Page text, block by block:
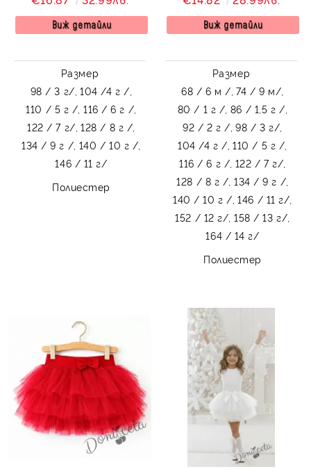
колекция Тъмносиняда
Виж детайли
Размер
98 / 3 г/, 104 /4 г /,
110 / 5 г /, 116 / 6 г /,
122 / 7 г/, 128 / 8 г /,
134 / 9 г /, 140 / 10 г /,
146 / 11 г/
Полиестер
Виж детайли
Размер
68 / 6 м /, 74 / 9 м/,
80 / 1 г /, 86 / 1,5 г /,
92 / 2 г /, 98 / 3 г/,
104 /4 г /, 110 / 5 г /,
116 / 6 г /, 122 / 7 г/,
128 / 8 г /, 134 / 9 г /,
140 / 10 г /, 146 / 11 г/,
152 / 12 г/, 158 / 13 г/,
164 / 14 г/
Полиестер